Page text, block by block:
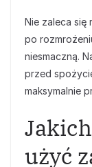
Nie zaleca się
po
niesmaczną.
przed
maksymalnie
użyć